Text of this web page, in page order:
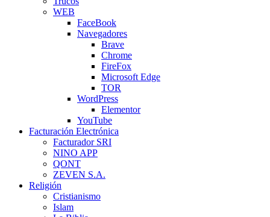
WEB
FaceBook
Navegadores
Brave
Chrome
FireFox
Microsoft Edge
TOR
WordPress
Elementor
YouTube
Facturación Electrónica
Facturador SRI
NINO APP
QONT
ZEVEN S.A.
Religión
Cristianismo
Islam